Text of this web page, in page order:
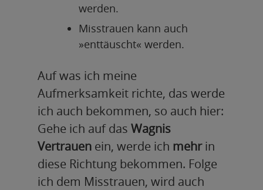
werden.
Misstrauen kann auch
»enttäuscht« werden.
Auf was ich meine
Aufmerksamkeit richte, das werde
ich auch bekommen, so auch hier:
Gehe ich auf das Wagnis
Vertrauenein, werde ich mehrin
diese Richtung bekommen. Folge
ich dem Misstrauen, wird auch